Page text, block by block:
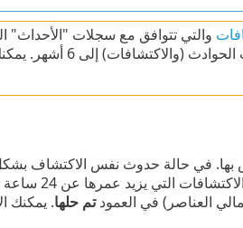
والتي تتوافق مع سجلات "الأحداث"
حالة الاكتشاف). بشكل افتراضي،
بها. في حالة حدوث نفس الاكتشاف
التحكم على شبكة
تم حلها. يمكنك